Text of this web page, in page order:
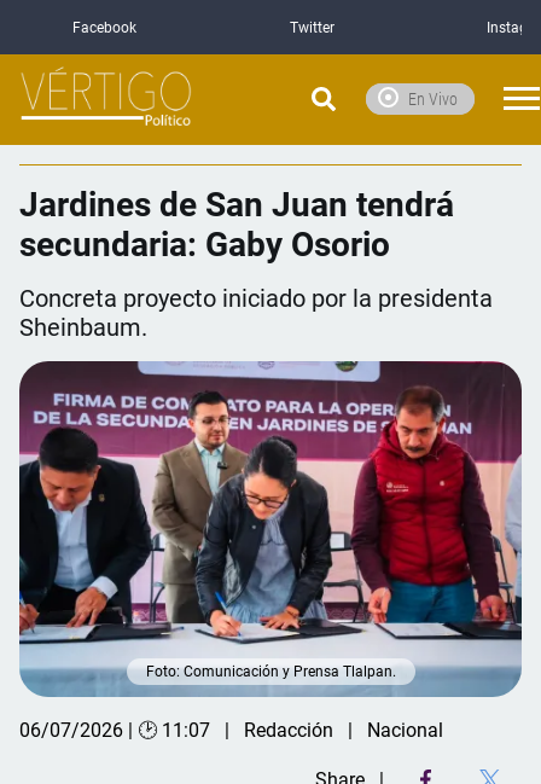
Facebook Twitter
En Vivo
Jardines de San Juan tendrá
secundaria: Gaby Osorio
Concreta proyecto iniciado por la presidenta
Sheinbaum.
Foto: Comunicación y Prensa Tlalpan.
06/07/2026 | 🕑 11:07 Redacción Nacional
Share